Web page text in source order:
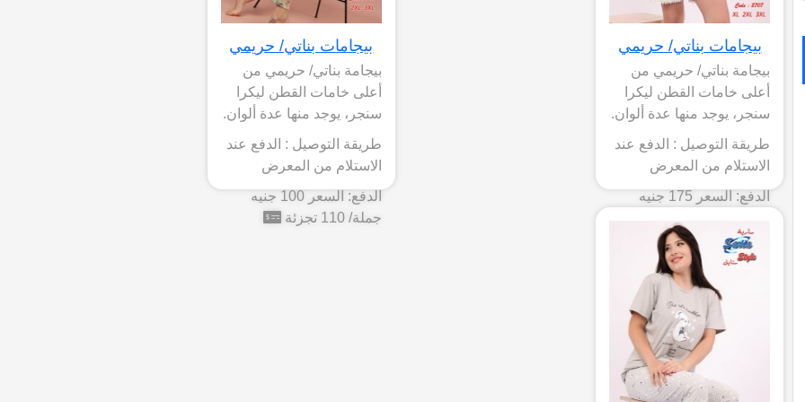
بيجامات بناتي/ حريمي
بيجامة بناتي/ حريمي من
أعلى خامات القطن ليكرا
سنجر، يوجد منها عدة ألوان.
طريقة التوصيل : الدفع عند
الاستلام من المعرض
الدفع: السعر 175 جنيه
بيجامات بناتي/ حريمي
بيجامة بناتي/ حريمي من
أعلى خامات القطن ليكرا
سنجر، يوجد منها عدة ألوان.
طريقة التوصيل : الدفع عند
الاستلام من المعرض
الدفع: السعر 100 جنيه
جملة/ 110 تجزئة